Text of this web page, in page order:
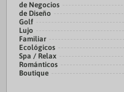
de Negocios
de Diseño
Golf
Lujo
Familiar
Ecológicos
Spa / Relax
Románticos
Boutique